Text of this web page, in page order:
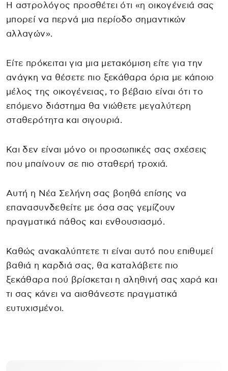
Η αστρολόγος προσθέτει ότι «η οικογένειά σας
μπορεί να περνά μια περίοδο σημαντικών
αλλαγών».
Είτε πρόκειται για μια μετακόμιση είτε για την
ανάγκη να θέσετε πιο ξεκάθαρα όρια με κάποιο
μέλος της οικογένειας, το βέβαιο είναι ότι το
επόμενο διάστημα θα νιώθετε μεγαλύτερη
σταθερότητα και σιγουριά.
Και δεν είναι μόνο οι προσωπικές σας σχέσεις
που μπαίνουν σε πιο σταθερή τροχιά.
Αυτή η Νέα Σελήνη σας βοηθά επίσης να
επανασυνδεθείτε με όσα σας γεμίζουν
πραγματικά πάθος και ενθουσιασμό.
Καθώς ανακαλύπτετε τι είναι αυτό που επιθυμεί
βαθιά η καρδιά σας, θα καταλάβετε πιο
ξεκάθαρα πού βρίσκεται η αληθινή σας χαρά και
τι σας κάνει να αισθάνεστε πραγματικά
ευτυχισμένοι.